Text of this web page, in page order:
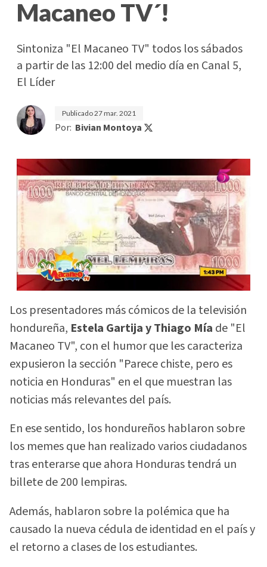
Macaneo TV´!
Sintoniza "El Macaneo TV" todos los sábados
a partir de las 12:00 del medio día en Canal 5,
El Líder
Publicado27 mar. 2021
Por: Bivian Montoya
Los presentadores más cómicos de la televisión
hondureña, Estela Gartija y Thiago Mía de "El
Macaneo TV", con el humor que les caracteriza
expusieron la sección "Parece chiste, pero es
noticia en Honduras" en el que muestran las
noticias más relevantes del país.
En ese sentido, los hondureños hablaron sobre
los memes que han realizado varios ciudadanos
tras enterarse que ahora Honduras tendrá un
billete de 200 lempiras.
Además, hablaron sobre la polémica que ha
causado la nueva cédula de identidad en el país y
el retorno a clases de los estudiantes.